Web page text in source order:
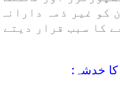
کو غیر ذمہ
کا سبب قرار
خدشہ: